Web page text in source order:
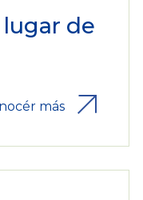
de
más